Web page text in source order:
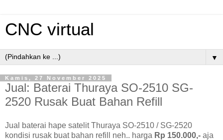
CNC virtual
▼
Kamis, 27 November 2025
Jual: Baterai Thuraya SO-2510 SG-
2520 Rusak Buat Bahan Refill
Jual baterai hape satelit Thuraya SO-2510 / SG-2520
kondisi rusak buat bahan refill neh.. harga Rp 150.000,- aja